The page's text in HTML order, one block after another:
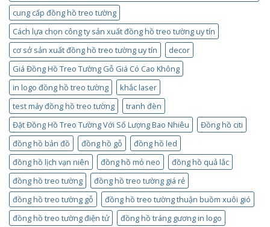
cung cấp đồng hồ treo tường
Cách lựa chọn công ty sản xuất đồng hồ treo tường uy tín
cơ sở sản xuất đồng hồ treo tường uy tín
decor
Giá Đồng Hồ Treo Tường Gỗ Giá Có Cao Không
in logo đồng hồ treo tường
khắc laser
test máy đồng hồ treo tường
tranh đèn
Đặt Đồng Hồ Treo Tường Với Số Lượng Bao Nhiêu
Đồng hồ citi
đồng hồ bản đồ
đồng hồ gỗ
đồng hồ led
đồng hồ lịch vạn niên
đồng hồ mỏ neo
đồng hồ quả lắc
đồng hồ treo tường
đồng hồ treo tường giá rẻ
đồng hồ treo tường gỗ
đồng hồ treo tường thuận buồm xuôi gió
đồng hồ treo tường điện tử
đồng hồ tráng gương in logo